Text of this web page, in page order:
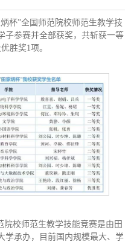
杯”全国师范院校师范生教学技
子参赛并全部获奖，共斩获一等
胜奖1项。
院校师范生教学技能竞赛是由田
学承办，目前国内规模最大、学